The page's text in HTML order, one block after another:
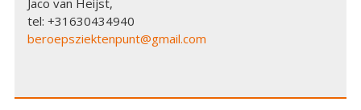
Jaco van Heijst,
tel: +31630434940
beroepsziektenpunt@gmail.com